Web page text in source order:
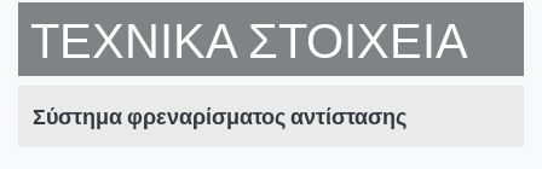
ΤΕΧΝΙΚΆ ΣΤΟΙΧΕΊΑ
Σύστημα φρεναρίσματος αντίστασης